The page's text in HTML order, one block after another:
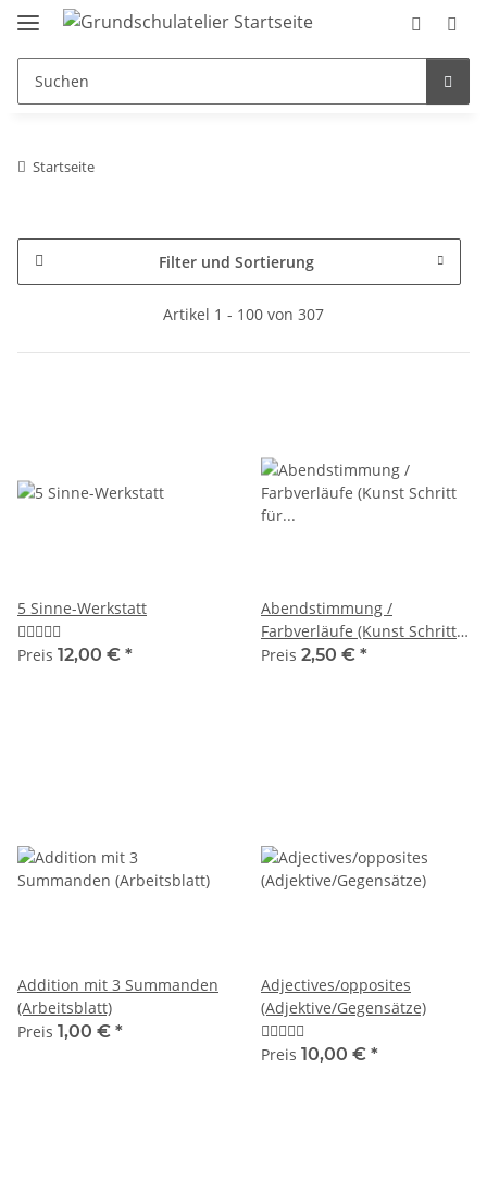
Startseite
Filter und Sortierung
Artikel 1 - 100 von 307
5 Sinne-Werkstatt
Preis 12,00 € *
Abendstimmung /
Farbverläufe (Kunst Schritt
für Schritt)
Preis 2,50 € *
Addition mit 3 Summanden
(Arbeitsblatt)
Preis 1,00 € *
Adjectives/opposites
(Adjektive/Gegensätze)
Preis 10,00 € *